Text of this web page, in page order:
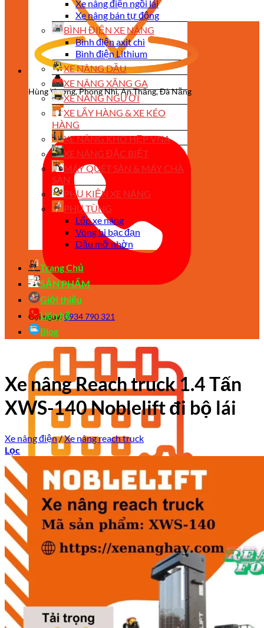
Hùng Vương, Phong Nhị, An Thắng, Đà Nẵng
Gọi ngay:0934 790 321
T2 - T7 8:00 - 17:00
Xe nâng điện ngồi lái
Xe nâng bán tự động
BÌNH ĐIỆN XE NÂNG
Bình điện axit chì
Bình điện Lithium
XE NÂNG DẦU
XE NÂNG XĂNG GA
XE NÂNG NGƯỜI
XE LẤY HÀNG & XE KÉO
HÀNG
XE NÂNG KHO HẸP VNA
XE NÂNG ĐẶC BIỆT
MÁY QUÉT SÀN & MÁY CHÀ
SÀN
PHỤ KIỆN XE NÂNG
PHỤ TÙNG
Lốp xe nâng
Vòng bi bạc đạn
Dầu mỡ nhờn
Trang Chủ
SẢN PHẨM
Giới thiệu
Liên hệ
Blog
Xe nâng Reach truck 1.4 Tấn
XWS-140 Noblelift đi bộ lái
Xe nâng điện/Xe nâng reach truck
Lọc